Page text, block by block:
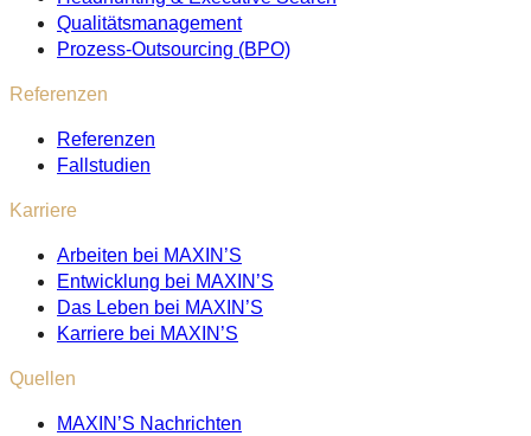
Qualitätsmanagement
Prozess-Outsourcing (BPO)
Referenzen
Referenzen
Fallstudien
Karriere
Arbeiten bei MAXIN’S
Entwicklung bei MAXIN’S
Das Leben bei MAXIN’S
Karriere bei MAXIN’S
Quellen
MAXIN’S Nachrichten